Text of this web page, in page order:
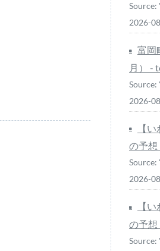
Source:
2026-
富岡
月） -
Source:
2026-
【
の予想
Source:
2026-
【
の予想
Source: